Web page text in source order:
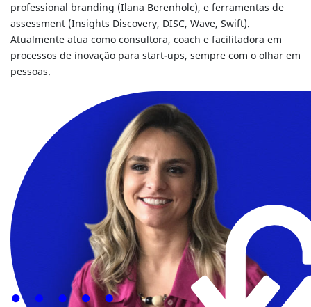
professional branding (Ilana Berenholc), e ferramentas de
assessment (Insights Discovery, DISC, Wave, Swift).
Atualmente atua como consultora, coach e facilitadora em
processos de inovação para start-ups, sempre com o olhar em
pessoas.